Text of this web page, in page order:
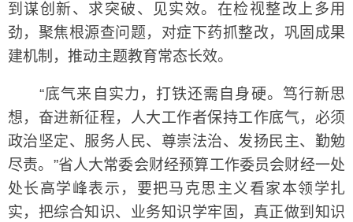
到谋创新、求突破、见实效。在检视整改上多用
劲，聚焦根源查问题，对症下药抓整改，巩固成果
建机制，推动主题教育常态长效。
“底气来自实力，打铁还需自身硬。笃行新思
想，奋进新征程，人大工作者保持工作底气，必须
政治坚定、服务人民、尊崇法治、发扬民主、勤勉
尽责。”省人大常委会财经预算工作委员会财经一处
处长高学峰表示，要把马克思主义看家本领学扎
实，把综合知识、业务知识学牢固，真正做到知识